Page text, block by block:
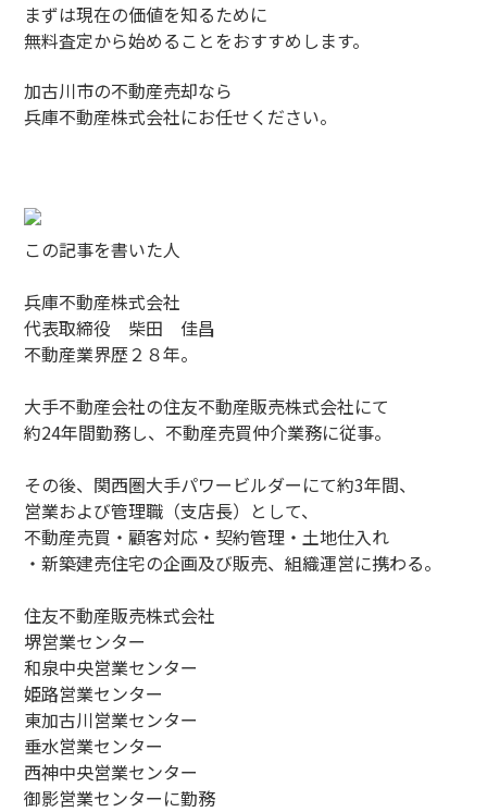
まずは現在の価値を知るために
無料査定から始めることをおすすめします。
加古川市の不動産売却なら
兵庫不動産株式会社にお任せください。
この記事を書いた人
兵庫不動産株式会社
代表取締役 柴田 佳昌
不動産業界歴２８年。
大手不動産会社の住友不動産販売株式会社にて
約24年間勤務し、不動産売買仲介業務に従事。
その後、関西圏大手パワービルダーにて約3年間、
営業および管理職（支店長）として、
不動産売買・顧客対応・契約管理・土地仕入れ
・新築建売住宅の企画及び販売、組織運営に携わる。
住友不動産販売株式会社
堺営業センター
和泉中央営業センター
姫路営業センター
東加古川営業センター
垂水営業センター
西神中央営業センター
御影営業センターに勤務